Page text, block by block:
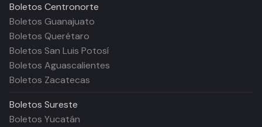
Boletos Centronorte
Boletos Guanajuato
Boletos Querétaro
Boletos San Luis Potosí
Boletos Aguascalientes
Boletos Zacatecas
Boletos Sureste
Boletos Yucatán